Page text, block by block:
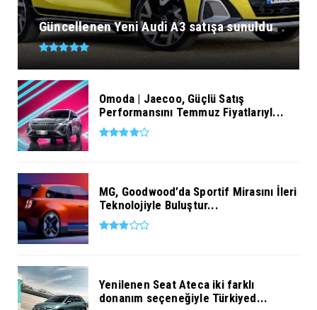
Güncellenen Yeni Audi A3 satışa sunuldu
Omoda | Jaecoo, Güçlü Satış
Performansını Temmuz Fiyatlarıyl...
MG, Goodwood’da Sportif Mirasını İleri
Teknolojiyle Buluştur...
Yenilenen Seat Ateca iki farklı
donanım seçeneğiyle Türkiyed...